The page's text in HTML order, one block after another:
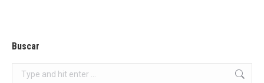
Buscar
Search: